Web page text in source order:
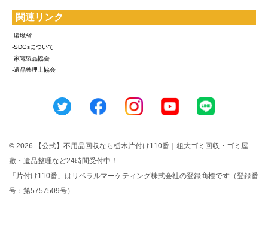
関連リンク
-環境省
-SDGsについて
-家電製品協会
-遺品整理士協会
© 2026 【公式】不用品回収なら栃木片付け110番｜粗大ゴミ回収・ゴミ屋
敷・遺品整理など24時間受付中！
「片付け110番」はリベラルマーケティング株式会社の登録商標です（登録番
号：第5757509号）